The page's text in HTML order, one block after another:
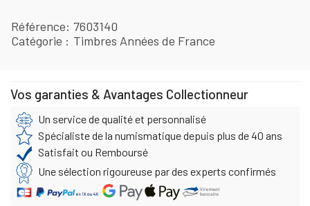
Référence 7603140
Catégorie
Timbres Années de France
Vos garanties & Avantages Collectionneur
Un service de qualité et personnalisé
Spécialiste de la numismatique depuis plus de 40 ans
Satisfait ou Remboursé
Une sélection rigoureuse par des experts confirmés